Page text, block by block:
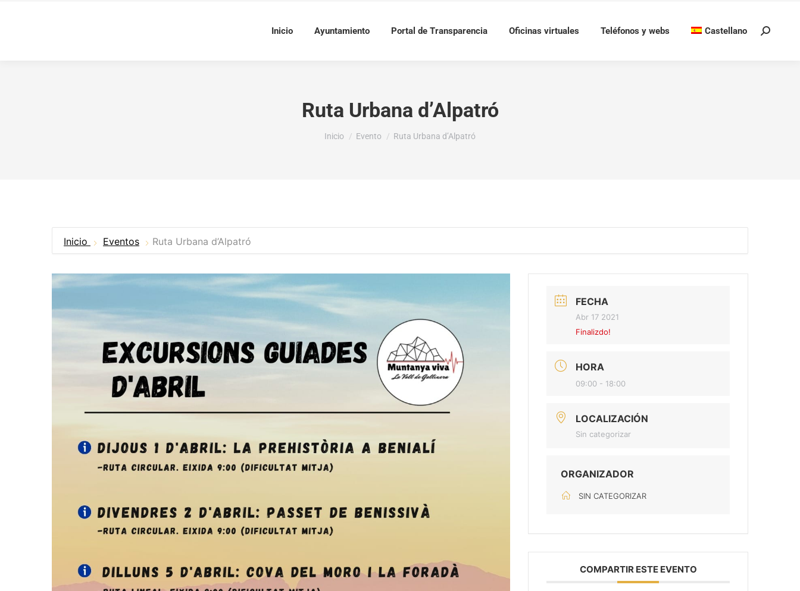
Inicio Ayuntamiento Portal de Transparencia Oficinas virtuales Teléfonos y webs Castellano Buscar:
Ruta Urbana d’Alpatró
Estás aquí:
Inicio Evento Ruta Urbana d’Alpatró
Inicio Eventos Ruta Urbana d’Alpatró
FECHA
Abr 17 2021
Finalizdo!
HORA
09:00 - 18:00
LOCALIZACIÓN
Sin categorizar
ORGANIZADOR
SIN CATEGORIZAR
COMPARTIR ESTE EVENTO